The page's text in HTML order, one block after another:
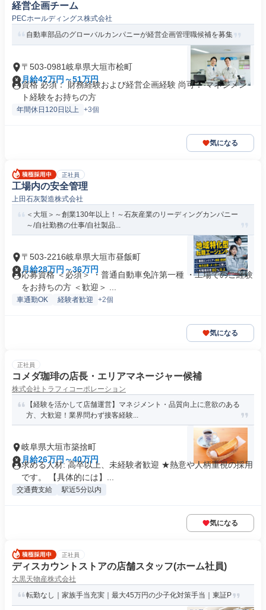
経営企画チーム
PECホールディングス株式会社
自動車部品のグローバルカンパニーが経営企画管理職候補を募集
〒503-0981岐阜県大垣市桧町
月給42万円～51万円
資格 必須： 財務経験および経営企画経験 尚可： マネジメン
ト経験をお持ちの方
年間休日120日以上 +3個
気になる
正社員
工場内の安全管理
上田石灰製造株式会社
＜大垣＞～創業130年以上！～石灰産業のリーディングカンパニー
～/自社勤務の仕事/自社製品...
〒503-2216岐阜県大垣市昼飯町
月給28万円～36万円
応募資格 ＜必須＞ ・普通自動車免許第一種 ・工場でのご経験
をお持ちの方 ＜歓迎＞ ...
車通勤OK 経験者歓迎 +2個
気になる
正社員
コメダ珈琲の店長・エリアマネージャー候補
株式会社トラフィコーポレーション
【経験を活かして店舗運営】マネジメント・品質向上に意欲のある
方、大歓迎！業界問わず接客経験...
岐阜県大垣市築捨町
月給26万円～40万円
求める人材: 高卒以上、未経験者歓迎 ★熱意や人柄重視の採用
です。 【具体的には】...
交通費支給 駅近5分以内
気になる
正社員
ディスカウントストアの店舗スタッフ(ホーム社員)
大黒天物産株式会社
転勤なし｜家族手当充実｜最大45万円の少子化対策手当｜東証P